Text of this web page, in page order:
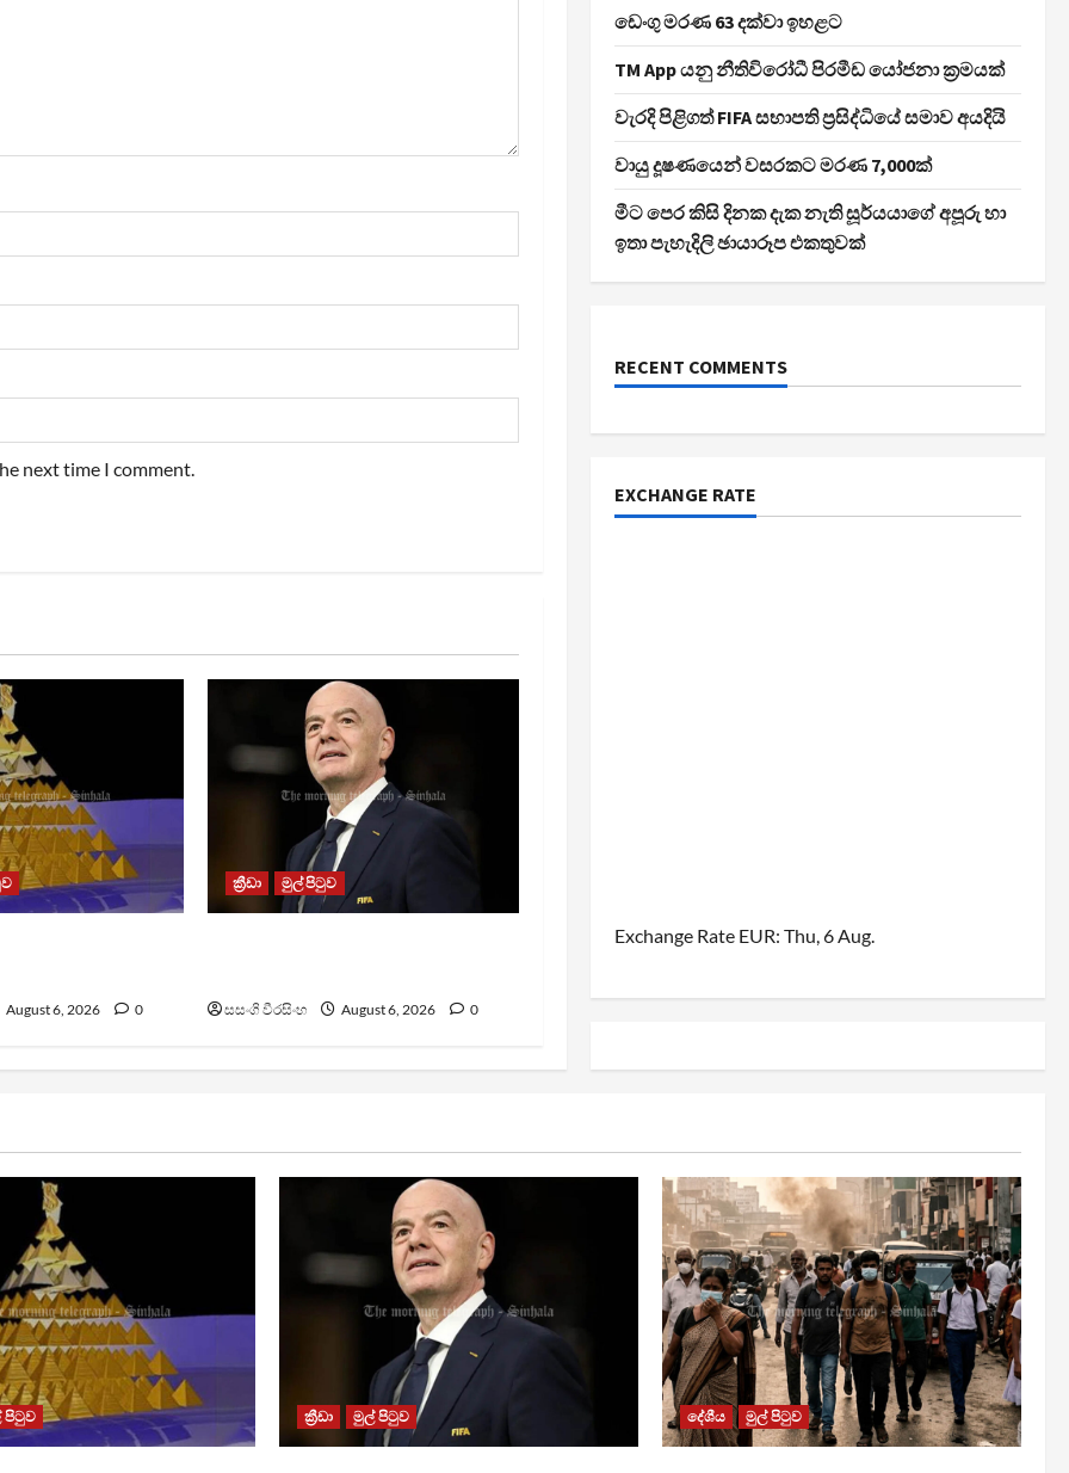
next time I comment.
August 6, 2026 0
ක්‍රීඩා මුල් පිටුව
සසංගි වීරසිංහ August 6, 2026 0
ඩෙංගු මරණ 63 දක්වා ඉහළට
TM App යනු නීතිවිරෝධී පිරමීඩ යෝජනා ක්‍රමයක්
වැරදි පිළිගත් FIFA සභාපති ප්‍රසිද්ධියේ සමාව අයදියි
වායු දූෂණයෙන් වසරකට මරණ 7,000ක්
මීට පෙර කිසි දිනක දැක නැති සූර්යයාගේ අපූරු හා
ඉතා පැහැදිලි ඡායාරූප එකතුවක්
RECENT COMMENTS
EXCHANGE RATE
Exchange Rate EUR: Thu, 6 Aug.
පිටුව ක්‍රීඩා මුල් පිටුව දේශීය මුල් පිටුව